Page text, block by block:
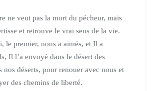
ne veut pas la mort du pécheur, mais
et retrouve le vrai sens de la vie.
le premier, nous a aimés, et Il a
Il l’a envoyé dans le désert des
nos déserts, pour renouer avec nous et
des chemins de liberté.